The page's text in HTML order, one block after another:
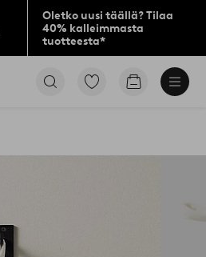
Oletko uusi täällä? Tilaa
40% kalleimmasta
tuotteesta*
Siirry
Siirry